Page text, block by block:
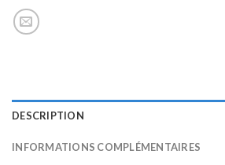
DESCRIPTION
INFORMATIONS COMPLÉMENTAIRES